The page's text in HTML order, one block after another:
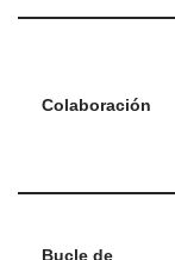
Colaboración
Bucle de